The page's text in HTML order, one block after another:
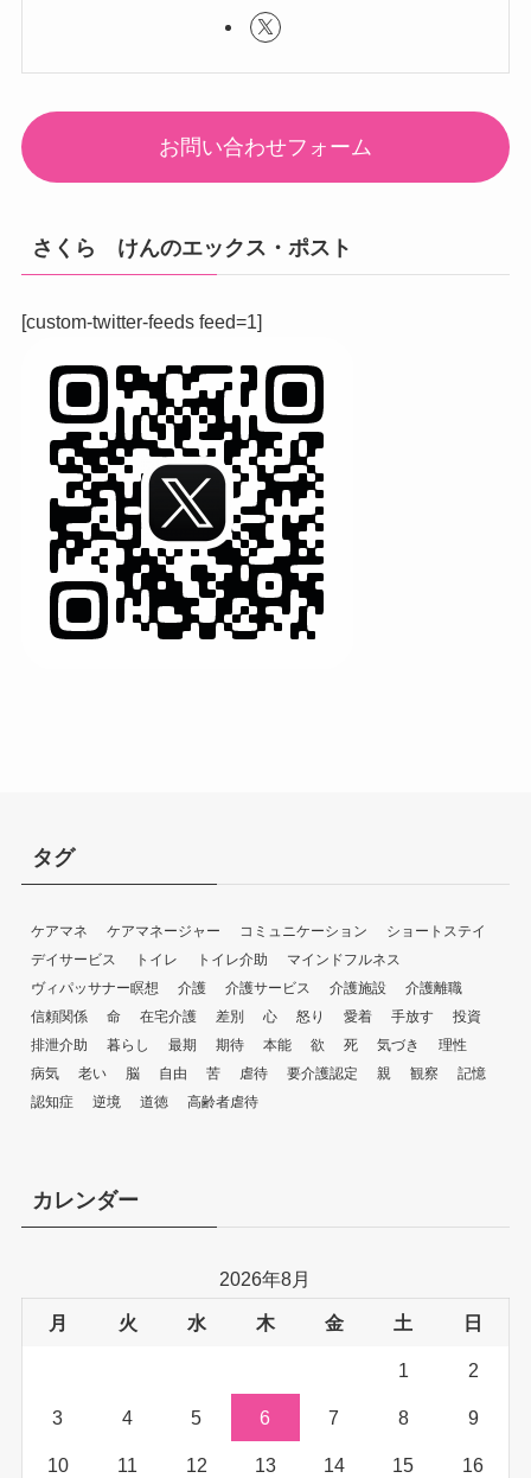
お問い合わせフォーム
さくら けんのエックス・ポスト
[custom-twitter-feeds feed=1]
タグ
ケアマネ ケアマネージャー コミュニケーション
ショートステイ
デイサービス
トイレ トイレ介助
マインドフルネス
ヴィパッサナー瞑想
介護 介護サービス 介護施設
介護離職
信頼関係
命 在宅介護 差別 心 怒り 愛着 手放す
投資
排泄介助
暮らし 最期 期待 本能 欲 死 気づき
理性
病気
老い 脳 自由 苦 虐待 要介護認定 親 観察
記憶
認知症
逆境 道徳 高齢者虐待
カレンダー
2026年8月
月 火 水 木 金 土 日
1 2
3 4 5 6 7 8 9
10 11 12 13 14 15 16